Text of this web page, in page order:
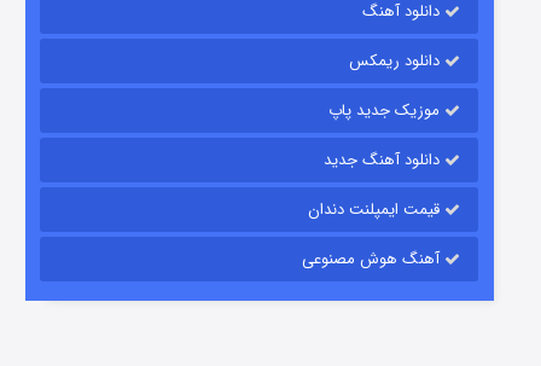
رویایی برای تو
قسمت
دانلود آهنگ
دانلود ریمکس
موزیک جدید پاپ
دانلود آهنگ جدید
قیمت ایمپلنت دندان
آهنگ هوش مصنوعی